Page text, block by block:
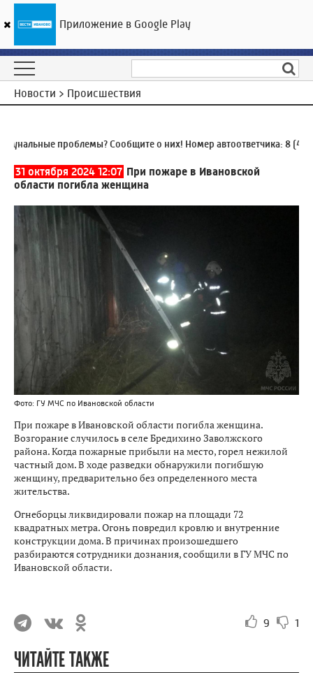
ГТРК «Ивтелерадио»
Новости > Происшествия
проблемы? Сообщите о них! Номер автоответчика:8 (4932)
31 октября 2024 12:07 При пожаре в Ивановской
области погибла женщина
Фото: ГУ МЧС по Ивановской области
При пожаре в Ивановской области погибла женщина.
Возгорание случилось в селе Бредихино Заволжского
района. Когда пожарные прибыли на место, горел нежилой
частный дом. В ходе разведки обнаружили погибшую
женщину, предварительно без определенного места
жительства.
Огнеборцы ликвидировали пожар на площади 72
квадратных метра. Огонь повредил кровлю и внутренние
конструкции дома. В причинах произошедшего
разбираются сотрудники дознания, сообщили в ГУ МЧС по
Ивановской области.
9 1
ЧИТАЙТЕ ТАКЖЕ
Приложение в Google Play